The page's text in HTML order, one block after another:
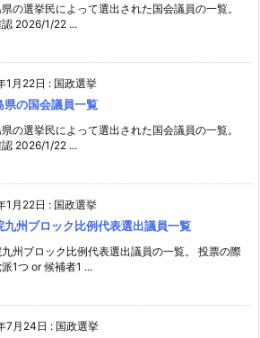
の選挙民によって選出された国会議員の一覧。
2026/1/22 ...
1月22日 : 国政選挙
県の国会議員一覧
の選挙民によって選出された国会議員の一覧。
2026/1/22 ...
1月22日 : 国政選挙
九州ブロック比例代表選出議員一覧
州ブロック比例代表選出議員の一覧。 投票の際
1つ or 候補者1 ...
7月24日 : 国政選挙